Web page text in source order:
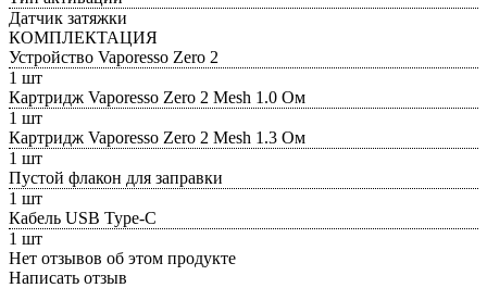
Датчик затяжки
КОМПЛЕКТАЦИЯ
Устройство Vaporesso Zero 2
1 шт
Картридж Vaporesso Zero 2 Mesh 1.0 Ом
1 шт
Картридж Vaporesso Zero 2 Mesh 1.3 Ом
1 шт
Пустой флакон для заправки
1 шт
Кабель USB Type-C
1 шт
Нет отзывов об этом продукте
Написать отзыв